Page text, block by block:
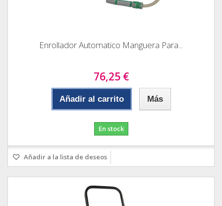
Enrollador Automatico Manguera Para...
76,25 €
Añadir al carrito Más
En stock
Añadir a la lista de deseos